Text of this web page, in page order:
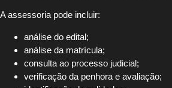
A assessoria pode incluir:
análise do edital;
análise da matrícula;
consulta ao processo judicial;
verificação da penhora e avaliação;